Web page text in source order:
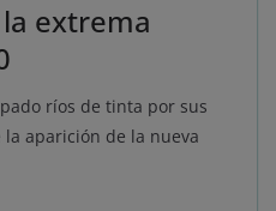
extrema
ríos de tinta por sus
aparición de la nueva